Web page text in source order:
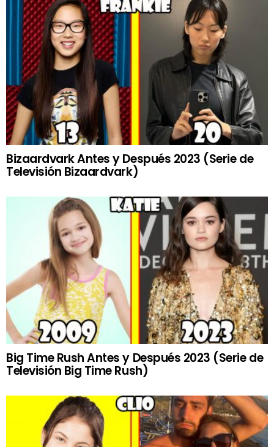
Bizaardvark Antes y Después 2023 (Serie de
Televisión Bizaardvark)
Big Time Rush Antes y Después 2023 (Serie de
Televisión Big Time Rush)